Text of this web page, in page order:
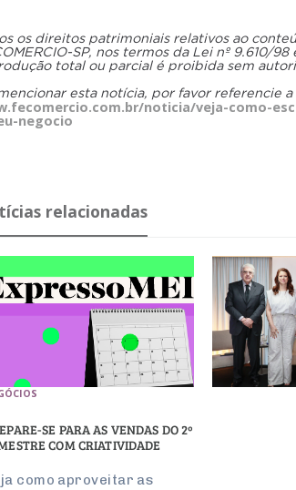
os direitos patrimoniais relativos ao
SP, nos termos da Lei nº 9.610/
total ou parcial é proibida sem
esta notícia, por favor referencie a
noticia/veja-como-
negocio
relacionadas
SE PARA AS VENDAS DO 2º
COM CRIATIVIDADE
como aproveitar as